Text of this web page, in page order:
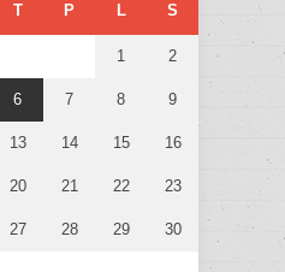
T P L S
1 2
6 7 8 9
13 14 15 16
20 21 22 23
27 28 29 30